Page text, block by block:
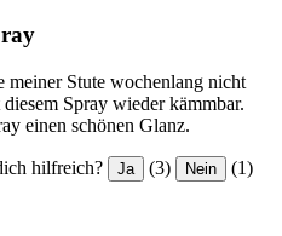
meiner Stute wochenlang nicht
Spray wieder kämmbar.
einen schönen Glanz.
hilfreich? Ja (3) Nein (1)